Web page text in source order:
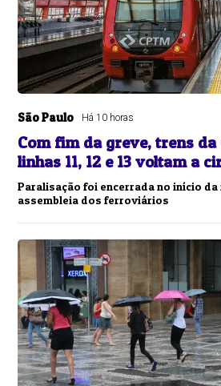
São Paulo Há 10 horas
Com fim da greve, trens da
linhas 11, 12 e 13 voltam a
Paralisação foi encerrada no início
assembleia dos ferroviários